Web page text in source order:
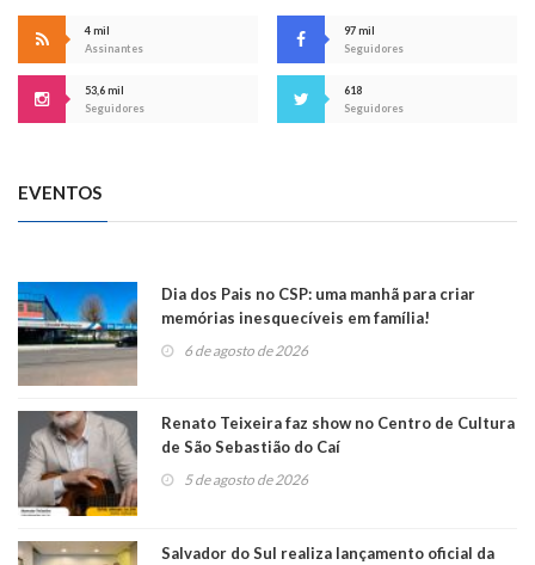
4 mil
Assinantes
97 mil
Seguidores
53,6 mil
Seguidores
618
Seguidores
EVENTOS
Dia dos Pais no CSP: uma manhã para criar
memórias inesquecíveis em família!
6 de agosto de 2026
Renato Teixeira faz show no Centro de Cultura
de São Sebastião do Caí
5 de agosto de 2026
Salvador do Sul realiza lançamento oficial da